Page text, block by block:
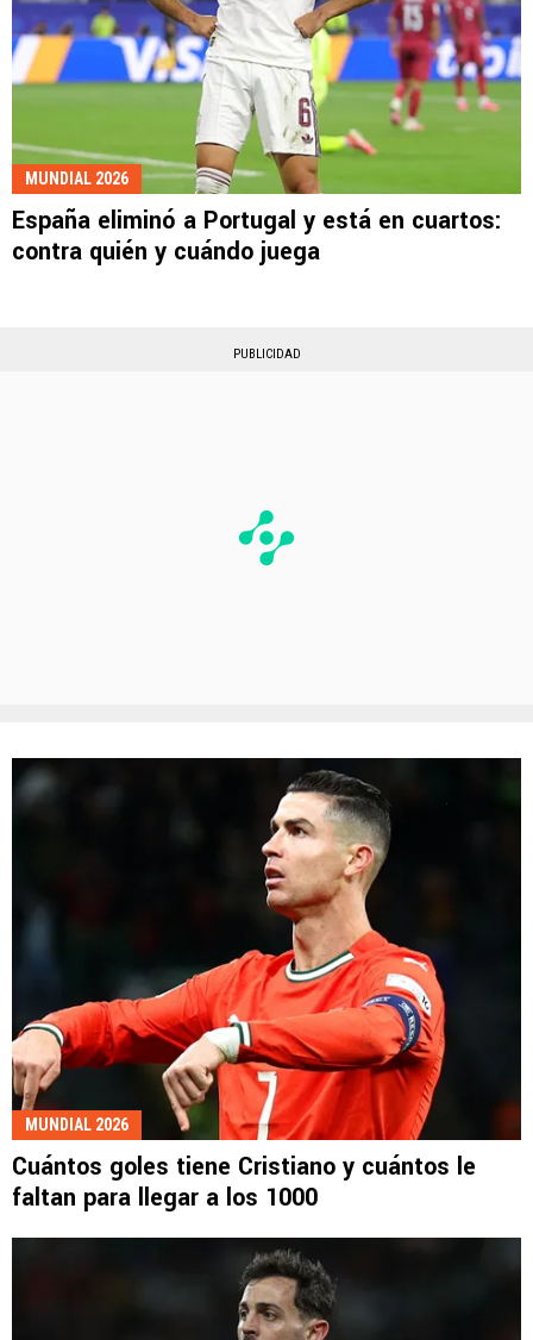
MUNDIAL 2026
España eliminó a Portugal y está en cuartos:
contra quién y cuándo juega
PUBLICIDAD
MUNDIAL 2026
Cuántos goles tiene Cristiano y cuántos le
faltan para llegar a los 1000